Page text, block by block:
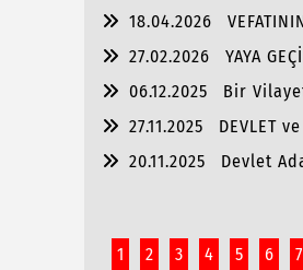
18.04.2026
27.02.2026
YAYA
06.12.2025
Bir
27.11.2025
DEVLET
20.11.2025
Devlet
1 2 3 4 5 6 7